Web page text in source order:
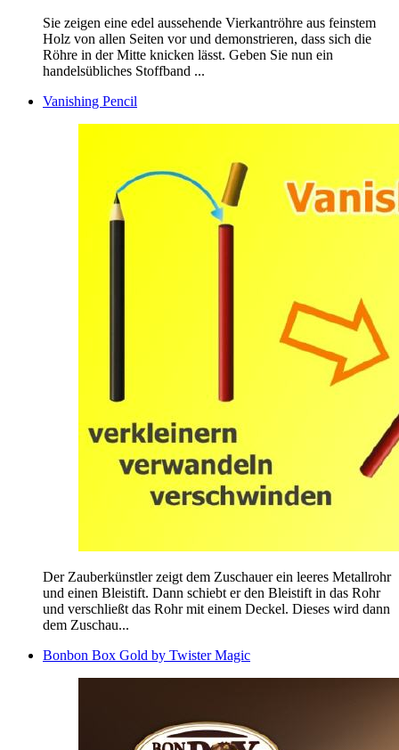
Sie zeigen eine edel aussehende Vierkantröhre aus feinstem
Holz von allen Seiten vor und demonstrieren, dass sich die
Röhre in der Mitte knicken lässt. Geben Sie nun ein
handelsübliches Stoffband ...
Vanishing Pencil
Der Zauberkünstler zeigt dem Zuschauer ein leeres Metallrohr
und einen Bleistift. Dann schiebt er den Bleistift in das Rohr
und verschließt das Rohr mit einem Deckel. Dieses wird dann
dem Zuschau...
Bonbon Box Gold by Twister Magic